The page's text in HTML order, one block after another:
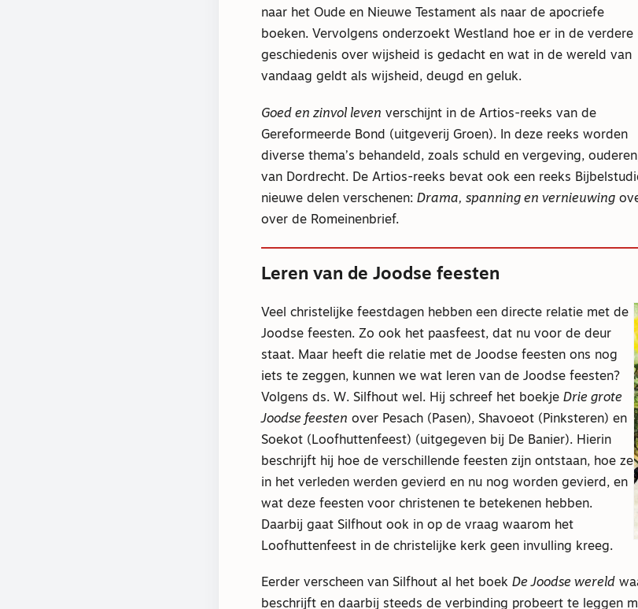
naar het Oude en Nieuwe Testament als naar de apocriefe
boeken. Vervolgens onderzoekt Westland hoe er in de verdere
geschiedenis over wijsheid is gedacht en wat in de wereld van
vandaag geldt als wijsheid, deugd en geluk.
Goed en zinvol leven verschijnt in de Artios-reeks van de
Gereformeerde Bond (uitgeverij Groen). In deze reeks worden
diverse thema’s behandeld, zoals schuld en vergeving,
van Dordrecht. De Artios-reeks bevat ook een reeks
nieuwe delen verschenen: Drama, spanning en vernieuwing
over de Romeinenbrief.
Leren van de Joodse feesten
Veel christelijke feestdagen hebben een directe relatie met de
Joodse feesten. Zo ook het paasfeest, dat nu voor de deur
staat. Maar heeft die relatie met de Joodse feesten ons nog
iets te zeggen, kunnen we wat leren van de Joodse feesten?
Volgens ds. W. Silfhout wel. Hij schreef het boekje Drie grote
Joodse feesten over Pesach (Pasen), Shavoeot (Pinksteren) en
Soekot (Loofhuttenfeest) (uitgegeven bij De Banier). Hierin
beschrijft hij hoe de verschillende feesten zijn ontstaan, hoe ze
in het verleden werden gevierd en nu nog worden gevierd, en
wat deze feesten voor christenen te betekenen hebben.
Daarbij gaat Silfhout ook in op de vraag waarom het
Loofhuttenfeest in de christelijke kerk geen invulling kreeg.
Eerder verscheen van Silfhout al het boek De Joodse wereld
beschrijft en daarbij steeds de verbinding probeert te leggen